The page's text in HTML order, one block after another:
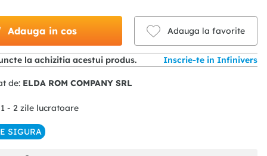
Adauga in cos Adauga la favorite
la achizitia acestui produs. Inscrie-te in Infinivers
de: ELDA ROM COMPANY SRL
- 2 zile lucratoare
SIGURA